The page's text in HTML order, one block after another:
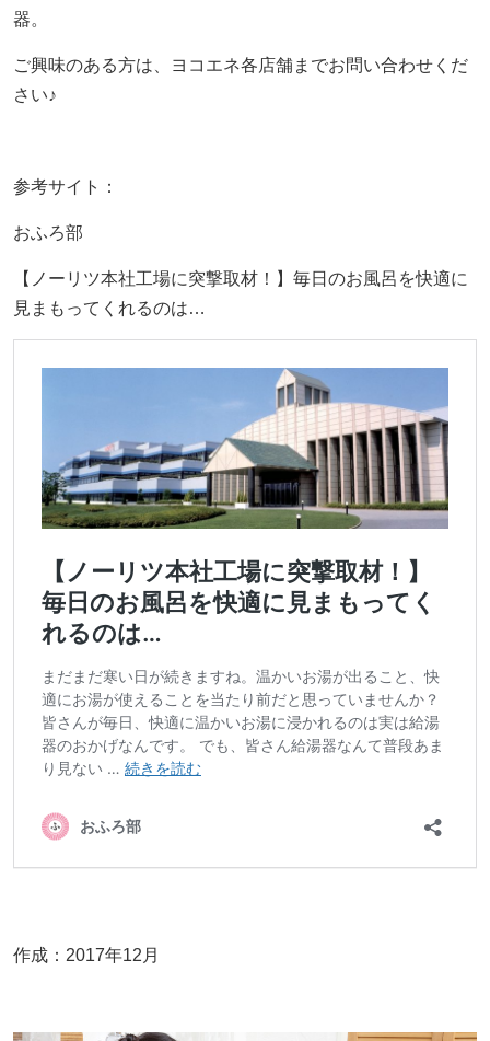
器。
ご興味のある方は、ヨコエネ各店舗までお問い合わせくだ
さい♪
参考サイト：
おふろ部
【ノーリツ本社工場に突撃取材！】毎日のお風呂を快適に
見まもってくれるのは…
作成：2017年12月